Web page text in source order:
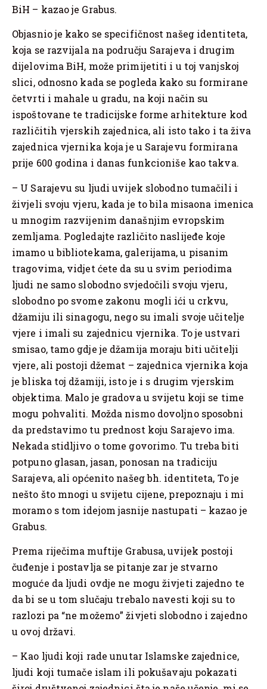
BiH – kazao je Grabus.
Objasnio je kako se specifičnost našeg identiteta,
koja se razvijala na području Sarajeva i drugim
dijelovima BiH, može primijetiti i u toj vanjskoj
slici, odnosno kada se pogleda kako su formirane
četvrti i mahale u gradu, na koji način su
ispoštovane te tradicijske forme arhitekture kod
različitih vjerskih zajednica, ali isto tako i ta živa
zajednica vjernika koja je u Sarajevu formirana
prije 600 godina i danas funkcioniše kao takva.
– U Sarajevu su ljudi uvijek slobodno tumačili i
živjeli svoju vjeru, kada je to bila misaona imenica
u mnogim razvijenim današnjim evropskim
zemljama. Pogledajte različito naslijeđe koje
imamo u bibliotekama, galerijama, u pisanim
tragovima, vidjet ćete da su u svim periodima
ljudi ne samo slobodno svjedočili svoju vjeru,
slobodno po svome zakonu mogli ići u crkvu,
džamiju ili sinagogu, nego su imali svoje učitelje
vjere i imali su zajednicu vjernika. To je ustvari
smisao, tamo gdje je džamija moraju biti učitelji
vjere, ali postoji džemat – zajednica vjernika koja
je bliska toj džamiji, isto je i s drugim vjerskim
objektima. Malo je gradova u svijetu koji se time
mogu pohvaliti. Možda nismo dovoljno sposobni
da predstavimo tu prednost koju Sarajevo ima.
Nekada stidljivo o tome govorimo. Tu treba biti
potpuno glasan, jasan, ponosan na tradiciju
Sarajeva, ali općenito našeg bh. identiteta, To je
nešto što mnogi u svijetu cijene, prepoznaju i mi
moramo s tom idejom jasnije nastupati – kazao je
Grabus.
Prema riječima muftije Grabusa, uvijek postoji
čuđenje i postavlja se pitanje zar je stvarno
moguće da ljudi ovdje ne mogu živjeti zajedno te
da bi se u tom slučaju trebalo navesti koji su to
razlozi pa “ne možemo” živjeti slobodno i zajedno
u ovoj državi.
– Kao ljudi koji rade unutar Islamske zajednice,
ljudi koji tumače islam ili pokušavaju pokazati